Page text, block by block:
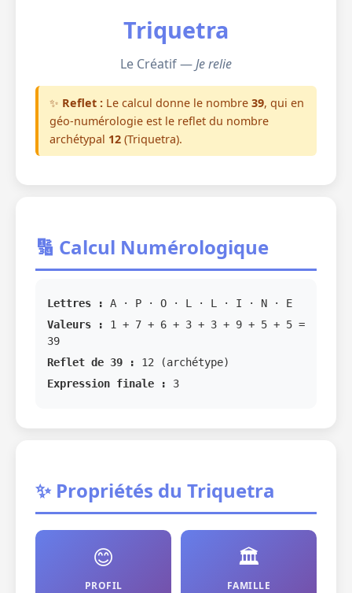
Triquetra
Le Créatif —Je relie
✨ Reflet : Le calcul donne le nombre 39, qui en
géo-numérologie est le reflet du nombre
archétypal 12 (Triquetra).
🔢 Calcul Numérologique
Lettres :
A · P · O · L · L · I · N · E
Valeurs :
1 + 7 + 6 + 3 + 3 + 9 + 5 + 5 =
39
Reflet de 39 :
12 (archétype)
Expression finale :
3
✨ Propriétés du Triquetra
😊
PROFIL
🏛️
FAMILLE